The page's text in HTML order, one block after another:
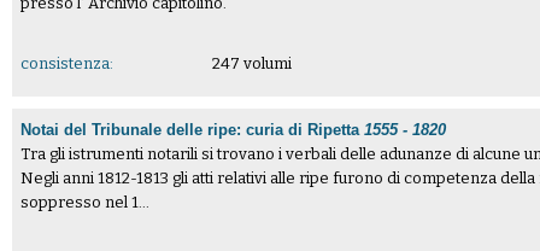
consistenza: 247 volumi
Notai del Tribunale delle ripe: curia di Ripetta1555 - 1820
Tra gli istrumenti notarili si trovano i verbali delle adunanze di alcune
Negli anni 1812-1813 gli atti relativi alle ripe furono di competenza
soppresso nel 1...